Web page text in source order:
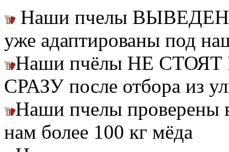
Наши пчелы
уже адаптированы под
Наши пчёлы НЕ СТОЯТ
СРАЗУ после отбора из
Наши пчелы
нам более 100 кг мёда